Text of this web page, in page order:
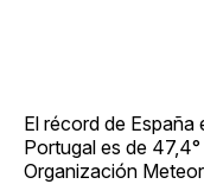
El récord de España
Portugal es de
Organización